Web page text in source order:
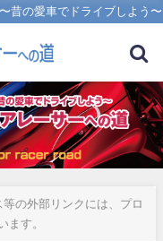
昔の愛車でドライブしよう〜
の外部リンクには、プロ
ます。